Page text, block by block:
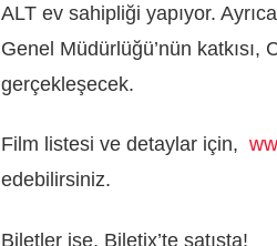
ALT ev sahipliği yapıyor.
Genel Müdürlüğü’nün
gerçekleşecek.
Film listesi ve detaylar için,
edebilirsiniz.
Biletler ise, Biletix’te satışta!